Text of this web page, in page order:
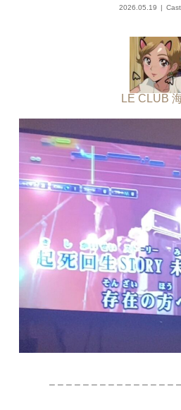
2026.05.19
LE CLUB
– – – – – – – – – – – – – – –